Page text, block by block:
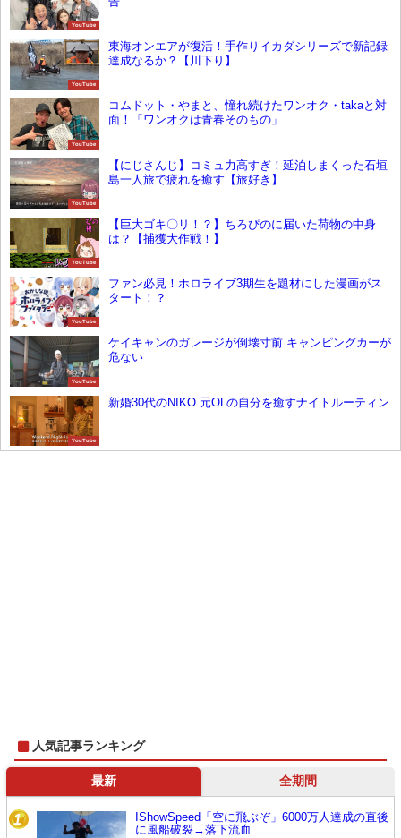
YouTube
YouTube
東海オンエアが復活！手作りイカダシリーズで新記録
達成なるか？【川下り】
YouTube
コムドット・やまと、憧れ続けたワンオク・takaと対
面！「ワンオクは青春そのもの」
YouTube
【にじさんじ】コミュ力高すぎ！延泊しまくった石垣
島一人旅で疲れを癒す【旅好き】
YouTube
【巨大ゴキ〇リ！？】ちろぴのに届いた荷物の中身
は？【捕獲大作戦！】
YouTube
ファン必見！ホロライブ3期生を題材にした漫画がス
タート！？
YouTube
ケイキャンのガレージが倒壊寸前 キャンピングカーが
危ない
YouTube
新婚30代のNIKO 元OLの自分を癒すナイトルーティン
人気記事ランキング
最新 全期間
1
IShowSpeed「空に飛ぶぞ」6000万人達成の直後
に風船破裂→落下流血